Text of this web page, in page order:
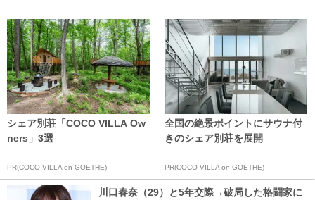
シェア別荘「COCO VILLA Ow
ners」3選
PR(COCO VILLA on GOETHE)
全国の絶景ポイントにサウナ付
きのシェア別荘を展開
PR(COCO VILLA on GOETHE)
川口春奈（29）と5年交際→破局した格闘家に